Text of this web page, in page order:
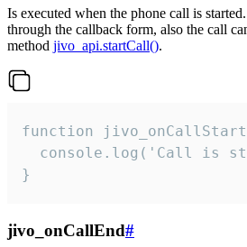
Is executed when the phone call is
through the callback form, also the call
method jivo_api.startCall().
function
console.log('Call is
}
jivo_onCallEnd#